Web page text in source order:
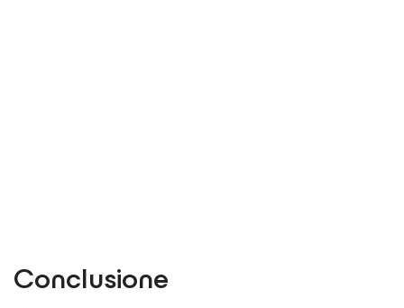
Conclusione